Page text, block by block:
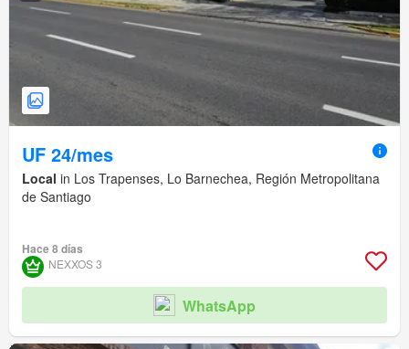
UF 24/mes
Local in Los Trapenses, Lo Barnechea, Región Metropolitana
de Santiago
Hace 8 días
NEXXOS 3
WhatsApp